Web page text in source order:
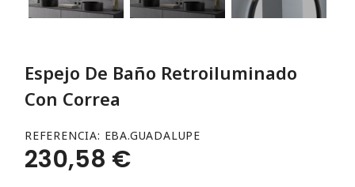
Espejo De Baño Retroiluminado
Con Correa
REFERENCIA EBA.GUADALUPE
230,58 €